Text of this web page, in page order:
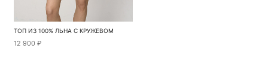
ТОП ИЗ 100% ЛЬНА С КРУЖЕВОМ
12 900 ₽